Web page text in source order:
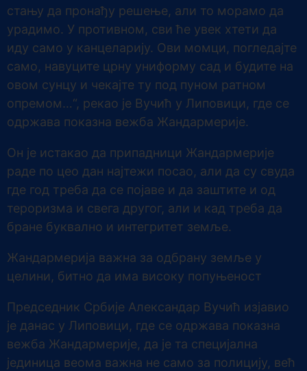
стању да пронађу решење, али то морамо да
урадимо. У противном, сви ће увек хтети да
иду само у канцеларију. Ови момци, погледајте
само, навуците црну униформу сад и будите на
овом сунцу и чекајте ту под пуном ратном
опремом…“, рекао је Вучић у Липовици, где се
одржава показна вежба Жандармерије.
Он је истакао да припадници Жандармерије
раде по цео дан најтежи посао, али да су свуда
где год треба да се појаве и да заштите и од
тероризма и свега другог, али и кад треба да
бране буквално и интегритет земље.
Жандармерија важна за одбрану земље у
целини, битно да има високу попуњеност
Председник Србије Александар Вучић изјавио
је данас у Липовици, где се одржава показна
вежба Жандармерије, да је та специјална
јединица веома важна не само за полицију, већ